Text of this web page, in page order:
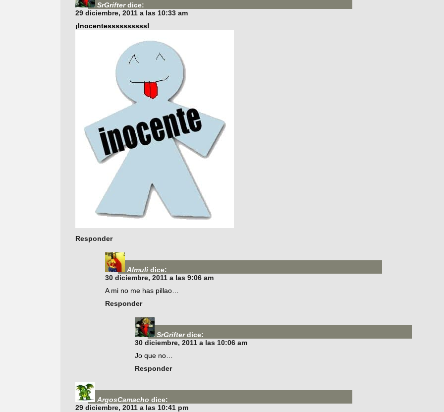
SrGrifter dice:
29 diciembre, 2011 a las 10:33 am
¡Inocentessssssssss!
Responder
Almuli dice:
30 diciembre, 2011 a las 9:06 am
A mi no me has pillao…
Responder
SrGrifter dice:
30 diciembre, 2011 a las 10:06 am
Jo que no…
Responder
ArgosCamacho dice:
29 diciembre, 2011 a las 10:41 pm